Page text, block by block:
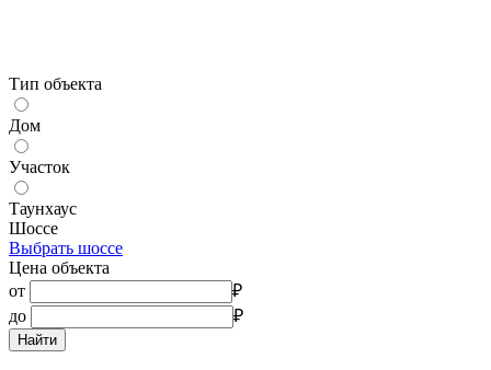
Тип объекта
Дом
Участок
Таунхаус
Шоссе
Выбрать шоссе
Цена объекта
от
₽
до
₽
Найти